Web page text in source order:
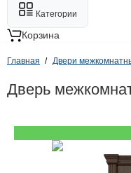
Категории
Корзина
Главная Двери
Дверь